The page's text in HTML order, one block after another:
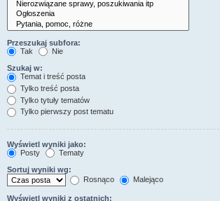
Przeszukaj subfora:
Tak
Nie
Szukaj w:
Temat i treść posta
Tylko treść posta
Tylko tytuły tematów
Tylko pierwszy post tematu
Wyświetl wyniki jako:
Posty
Tematy
Sortuj wyniki wg:
Rosnąco
Malejąco
Wyświetl wyniki z ostatnich: